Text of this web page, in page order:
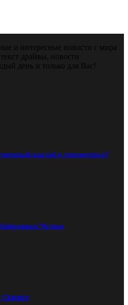
и интересные новости с мира
драйвы, новости
день и только для Вас!
картой и техосмотром?
Челнах
Camaro